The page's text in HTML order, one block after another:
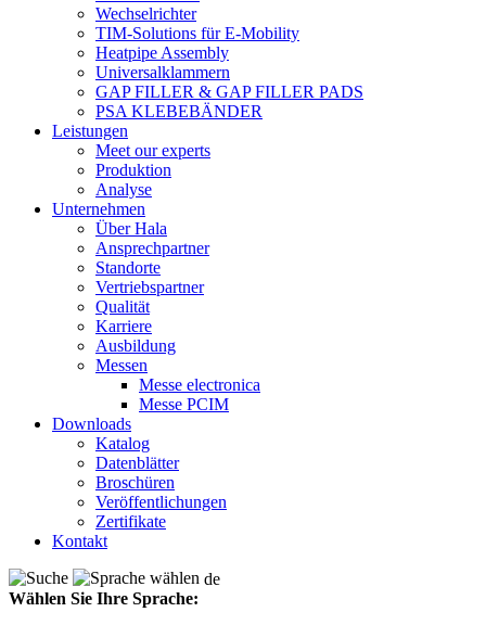
Wechselrichter
TIM-Solutions für E-Mobility
Heatpipe Assembly
Universalklammern
GAP FILLER & GAP FILLER PADS
PSA KLEBEBÄNDER
Leistungen
Meet our experts
Produktion
Analyse
Unternehmen
Über Hala
Ansprechpartner
Standorte
Vertriebspartner
Qualität
Karriere
Ausbildung
Messen
Messe electronica
Messe PCIM
Downloads
Katalog
Datenblätter
Broschüren
Veröffentlichungen
Zertifikate
Kontakt
de
Wählen Sie Ihre Sprache: